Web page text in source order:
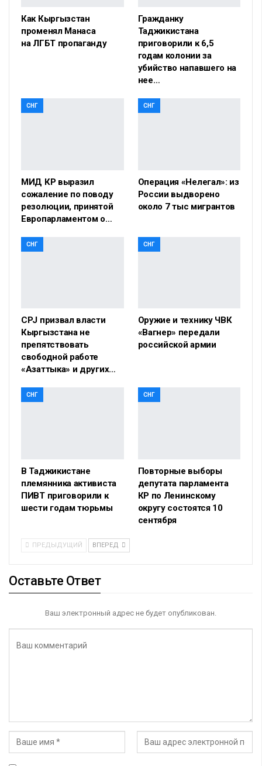
Как Кыргызстан
променял Манаса
на ЛГБТ пропаганду
Гражданку
Таджикистана
приговорили к 6,5
годам колонии за
убийство напавшего на
нее…
СНГ
МИД КР выразил
сожаление по поводу
резолюции, принятой
Европарламентом о…
СНГ
Операция «Нелегал»: из
России выдворено
около 7 тыс мигрантов
СНГ
CPJ призвал власти
Кыргызстана не
препятствовать
свободной работе
«Азаттыка» и других…
СНГ
Оружие и технику ЧВК
«Вагнер» передали
российской армии
СНГ
В Таджикистане
племянника активиста
ПИВТ приговорили к
шести годам тюрьмы
СНГ
Повторные выборы
депутата парламента
КР по Ленинскому
округу состоятся 10
сентября
ПРЕДЫДУЩИЙ ВПЕРЕД
Оставьте Ответ
Ваш электронный адрес не будет опубликован.